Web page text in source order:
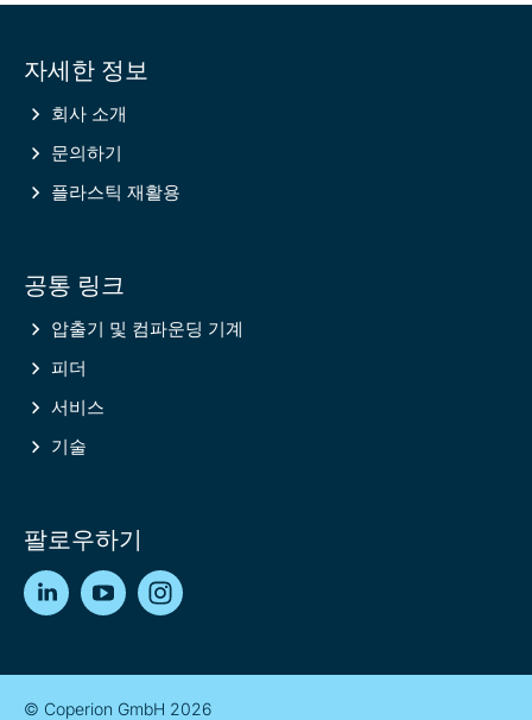
information
자세한 정보
회사 소개
문의하기
플라스틱 재활용
공통 링크
압출기 및 컴파운딩 기계
피더
서비스
기술
팔로우하기
LinkedInYouTube
© Coperion GmbH 2026